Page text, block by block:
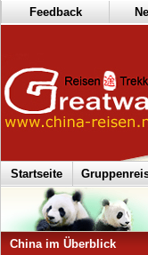
Feedback
Startseite
China im Überblick